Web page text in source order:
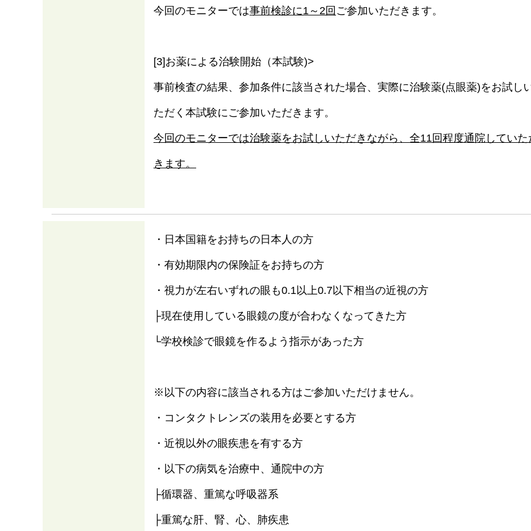
今回のモニターでは事前検診に1～2回 ご参加いただきます。
[3]お薬による治験開始（本試験)>
事前検査の結果、参加条件に該当された場合、実際に治験薬(点眼薬)をお試し
ただく本試験にご参加いただきます。
今回のモニターでは治験薬をお試しいただきながら、全11回程度通院していた
きます。
・日本国籍をお持ちの日本人の方
・有効期限内の保険証をお持ちの方
・視力が左右いずれの眼も0.1以上0.7以下相当の近視の方
├現在使用している眼鏡の度が合わなくなってきた方
└学校検診で眼鏡を作るよう指示があった方
※以下の内容に該当される方はご参加いただけません。
・コンタクトレンズの装用を必要とする方
・近視以外の眼疾患を有する方
・以下の病気を治療中、通院中の方
├循環器、重篤な呼吸器系
├重篤な肝、腎、心、肺疾患